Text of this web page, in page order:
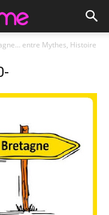
entre Mythes, Histoire